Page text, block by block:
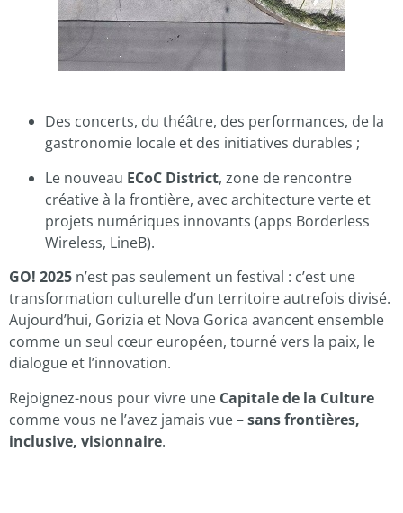
Des concerts, du théâtre, des performances, de la
gastronomie locale et des initiatives durables ;
Le nouveau ECoC District, zone de rencontre
créative à la frontière, avec architecture verte et
projets numériques innovants (apps Borderless
Wireless, LineB).
GO! 2025 n’est pas seulement un festival : c’est une
transformation culturelle d’un territoire autrefois divisé.
Aujourd’hui, Gorizia et Nova Gorica avancent ensemble
comme un seul cœur européen, tourné vers la paix, le
dialogue et l’innovation.
Rejoignez-nous pour vivre une Capitale de la Culture
comme vous ne l’avez jamais vue –sans frontières,
inclusive, visionnaire.